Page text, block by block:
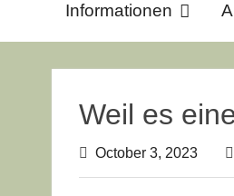
Informationen
Weil es
October 3, 2023